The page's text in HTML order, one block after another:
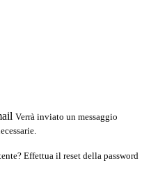
Verrà inviato un messaggio
Effettua il reset della password